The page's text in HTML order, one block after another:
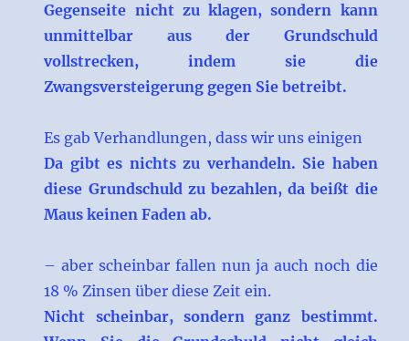
Gegenseite nicht zu klagen, sondern kann
unmittelbar aus der Grundschuld
vollstrecken, indem sie die
Zwangsversteigerung gegen Sie betreibt.
Es gab Verhandlungen, dass wir uns einigen
Da gibt es nichts zu verhandeln. Sie haben
diese Grundschuld zu bezahlen, da beißt die
Maus keinen Faden ab.
– aber scheinbar fallen nun ja auch noch die
18 % Zinsen über diese Zeit ein.
Nicht scheinbar, sondern ganz bestimmt.